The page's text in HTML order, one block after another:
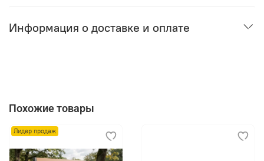
Информация о доставке и оплате
Похожие товары
Лидер продаж